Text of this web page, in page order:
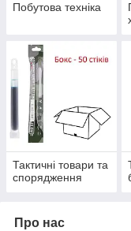
Побутова техніка
Тактичні товари та
спорядження
Про нас